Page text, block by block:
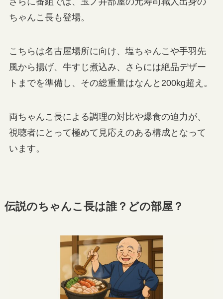
ちゃんこ長も登場。
こちらは名古屋場所に向け、塩ちゃんこや手羽先
風から揚げ、牛すじ煮込み、さらには絶品デザー
トまでを準備し、その総重量はなんと200kg超え。
両ちゃんこ長による調理の対比や爆食の迫力が、
視聴者にとって極めて見応えのある構成となって
います。
伝説のちゃんこ長は誰？どの部屋？